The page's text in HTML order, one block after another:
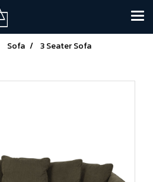
Sofa
3 Seater Sofa